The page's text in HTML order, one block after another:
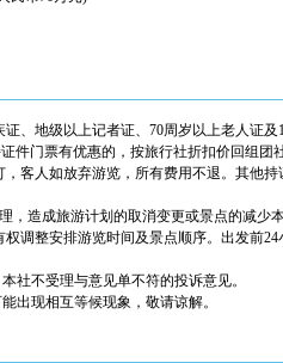
、地级以上记者证、70周岁以上老人证
件门票有优惠的，按旅行社折扣价回组团
客人如放弃游览，所有费用不退。其他持
，造成旅游计划的取消变更或景点的减少
调整安排游览时间及景点顺序。出发前
社不受理与意见单不符的投诉意见。
出现相互等候现象，敬请谅解。